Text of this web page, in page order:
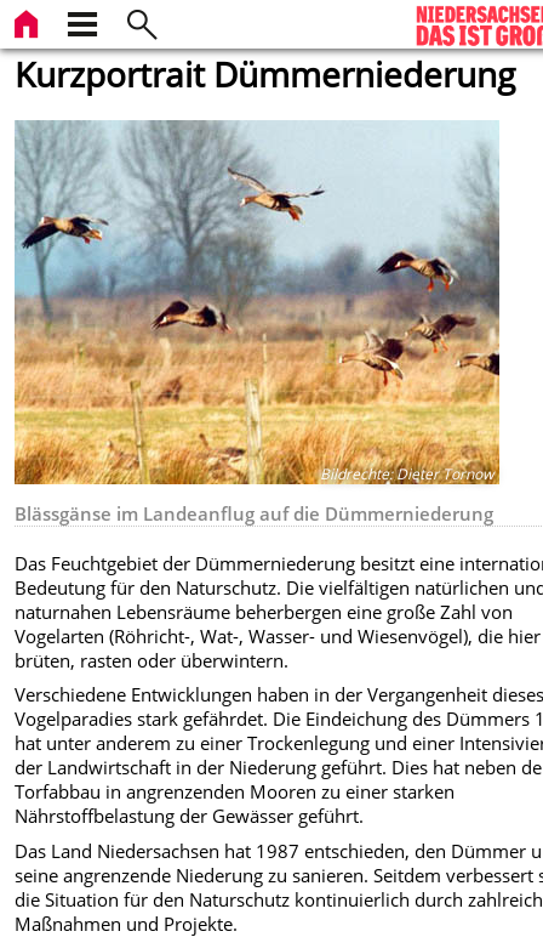
Kurzportrait Dümmerniederung
Bildrechte:Dieter Tornow
Blässgänse im Landeanflug auf die Dümmerniederung
Das Feuchtgebiet der Dümmerniederung besitzt eine
Bedeutung für den Naturschutz. Die vielfältigen natürlichen
naturnahen Lebensräume beherbergen eine große Zahl von
Vogelarten (Röhricht-, Wat-, Wasser- und Wiesenvögel), die hier
brüten, rasten oder überwintern.
Verschiedene Entwicklungen haben in der Vergangenheit
Vogelparadies stark gefährdet. Die Eindeichung des Dümmers
hat unter anderem zu einer Trockenlegung und einer
der Landwirtschaft in der Niederung geführt. Dies hat neben
Torfabbau in angrenzenden Mooren zu einer starken
Nährstoffbelastung der Gewässer geführt.
Das Land Niedersachsen hat 1987 entschieden, den Dümmer
seine angrenzende Niederung zu sanieren. Seitdem verbessert
die Situation für den Naturschutz kontinuierlich durch
Maßnahmen und Projekte.